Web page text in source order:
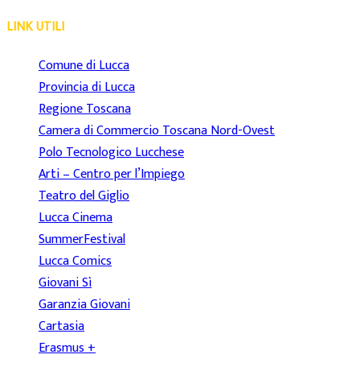
LINK UTILI
Comune di Lucca
Provincia di Lucca
Regione Toscana
Camera di Commercio Toscana Nord-Ovest
Polo Tecnologico Lucchese
Arti – Centro per l’Impiego
Teatro del Giglio
Lucca Cinema
SummerFestival
Lucca Comics
Giovani Sì
Garanzia Giovani
Cartasia
Erasmus +